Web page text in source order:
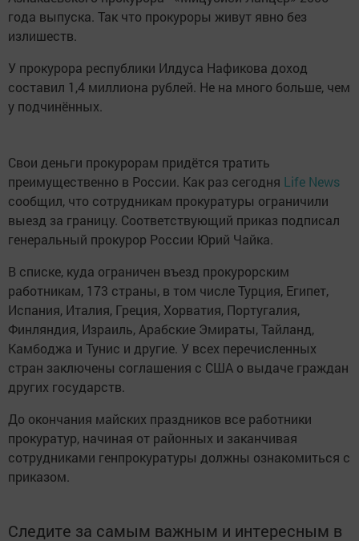
года выпуска. Так что прокуроры живут явно без
излишеств.
У прокурора республики Илдуса Нафикова доход
составил 1,4 миллиона рублей. Не на много больше, чем
у подчинённых.
Свои деньги прокурорам придётся тратить
преимущественно в России. Как раз сегодня Life News
сообщил, что сотрудникам прокуратуры ограничили
выезд за границу. Соответствующий приказ подписал
генеральный прокурор России Юрий Чайка.
В списке, куда ограничен въезд прокурорским
работникам, 173 страны, в том числе Турция, Египет,
Испания, Италия, Греция, Хорватия, Португалия,
Финляндия, Израиль, Арабские Эмираты, Тайланд,
Камбоджа и Туниc и другие. У всех перечисленных
стран заключены соглашения с США о выдаче граждан
других государств.
До окончания майских праздников все работники
прокуратур, начиная от районных и заканчивая
сотрудниками генпрокуратуры должны ознакомиться с
приказом.
Следите за самым важным и интересным в